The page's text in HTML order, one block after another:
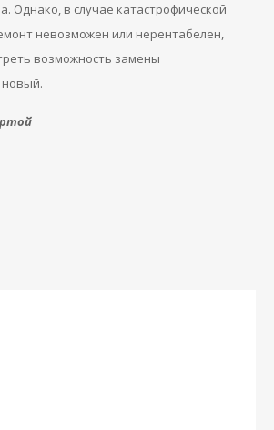
Однако, в случае катастрофической
невозможен или нерентабелен,
возможность замены